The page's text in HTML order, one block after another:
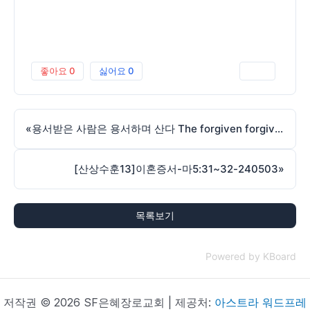
좋아요 0 싫어요 0
« 용서받은 사람은 용서하며 산다 The forgiven forgives-김동원목사-마태 Matt 18:23-2024.4.28
[산상수훈13]이혼증서-마5:31~32-240503»
목록보기
Powered by KBoard
저작권 © 2026 SF은혜장로교회 | 제공처: 아스트라 워드프레